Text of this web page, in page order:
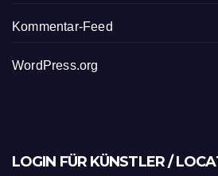
Kommentar-Feed
WordPress.org
LOGIN FÜR KÜNSTLER /